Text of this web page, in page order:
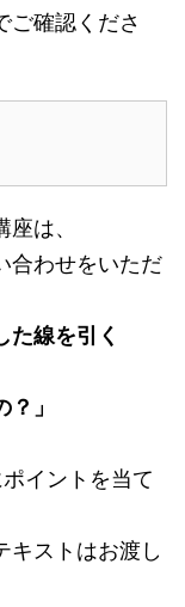
ご確認くださ
は、
合わせをいただ
た線を引く
」
イントを当て
キストはお渡し